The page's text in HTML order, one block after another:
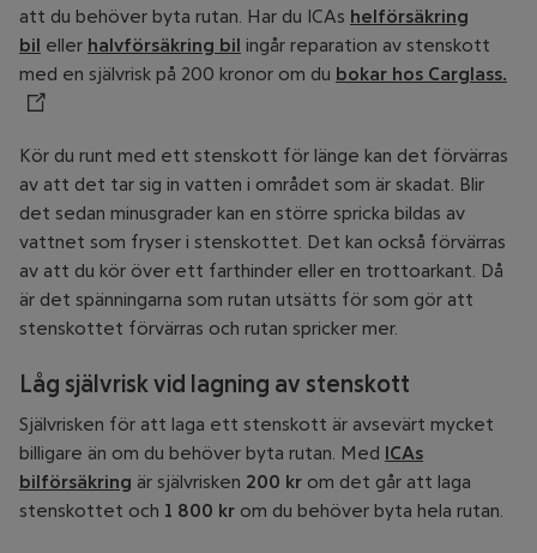
att du behöver byta rutan. Har du ICAs helförsäkring
bil eller halvförsäkring bil ingår reparation av stenskott
med en självrisk på 200 kronor om du bokar hos Carglass.
Kör du runt med ett stenskott för länge kan det förvärras
av att det tar sig in vatten i området som är skadat. Blir
det sedan minusgrader kan en större spricka bildas av
vattnet som fryser i stenskottet. Det kan också förvärras
av att du kör över ett farthinder eller en trottoarkant. Då
är det spänningarna som rutan utsätts för som gör att
stenskottet förvärras och rutan spricker mer.
Låg självrisk vid lagning av stenskott
Självrisken för att laga ett stenskott är avsevärt mycket
billigare än om du behöver byta rutan. Med ICAs
bilförsäkring är självrisken 200 kr om det går att laga
stenskottet och 1 800 kr om du behöver byta hela rutan.